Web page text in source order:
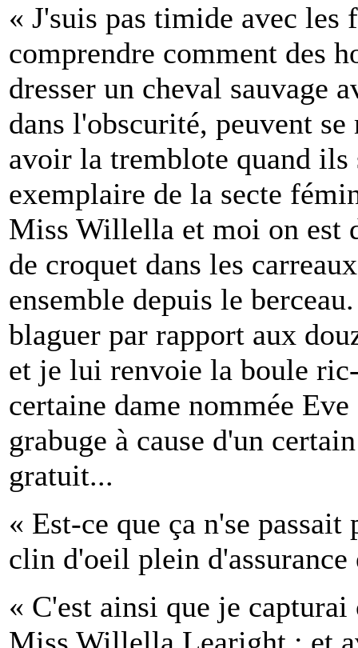
« J'suis pas timide avec les
comprendre comment des
dresser un cheval sauvage
dans l'obscurité, peuvent
avoir la tremblote quand ils
exemplaire de la secte
Miss Willella et moi on est
de croquet dans les
ensemble depuis le
blaguer par rapport aux
et je lui renvoie la boule
certaine dame nommée
grabuge à cause d'un
gratuit...
« Est-ce que ça n'se passait
clin d'oeil plein
« C'est ainsi que je